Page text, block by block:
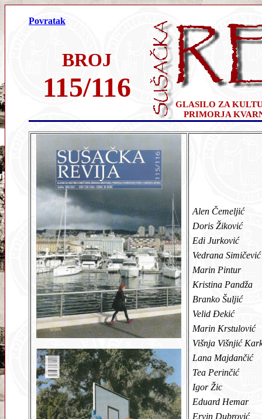
Povratak
GLASILO ZA
PRIMORJA
BROJ
115/116
Alen Čemeljić
Doris Žiković
Edi Jurković
Vedrana Simičević
Marin Pintur
Kristina Pandža
Branko Šuljić
Velid Đekić
Marin Krstulović
Višnja Višnjić
Lana Majdančić
Tea Perinčić
Igor Žic
Eduard Hemar
Ervin Dubrović